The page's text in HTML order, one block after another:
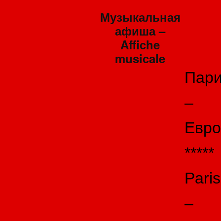
Музыкальная
афиша –
Affiche
musicale
–
*****
Paris
–